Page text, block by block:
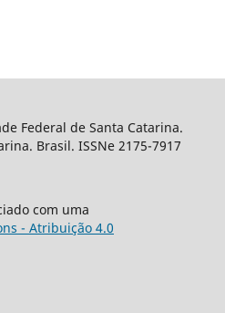
Federal de Santa Catarina.
Brasil. ISSNe 2175-7917
com uma
- Atribuição 4.0